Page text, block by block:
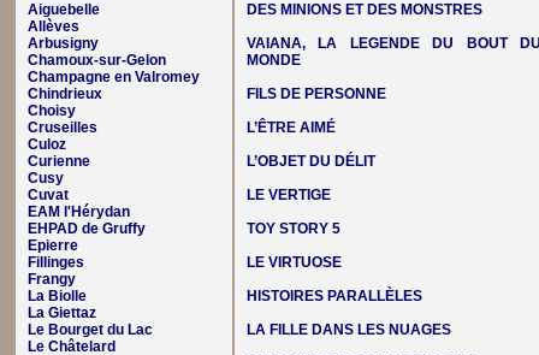
Aiguebelle
Allèves
Arbusigny
Chamoux-sur-Gelon
Champagne en Valromey
Chindrieux
Choisy
Cruseilles
Culoz
Curienne
Cusy
Cuvat
EAM l'Hérydan
EHPAD de Gruffy
Epierre
Fillinges
Frangy
La Biolle
La Giettaz
Le Bourget du Lac
Le Châtelard
DES MINIONS ET DES MONSTRES
VAIANA, LA LEGENDE DU BOUT
MONDE
FILS DE PERSONNE
L’ÊTRE AIMÉ
L’OBJET DU DÉLIT
LE VERTIGE
TOY STORY 5
LE VIRTUOSE
HISTOIRES PARALLÈLES
LA FILLE DANS LES NUAGES